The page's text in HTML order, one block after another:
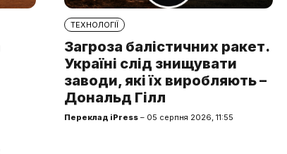
ТЕХНОЛОГІЇ
Загроза балістичних ракет.
Україні слід знищувати
заводи, які їх виробляють –
Дональд Гілл
Переклад iPress – 05 серпня 2026, 11:55